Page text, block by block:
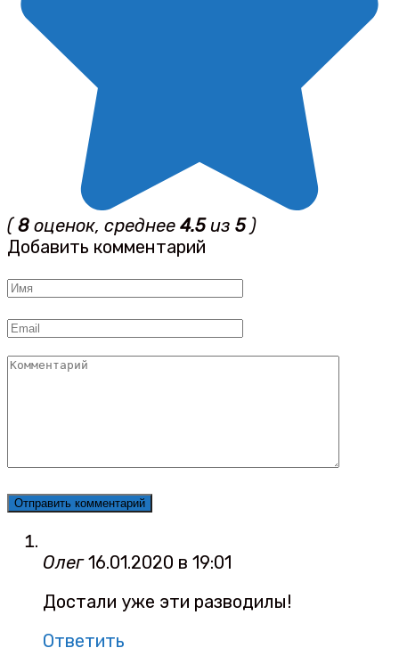
(8 оценок, среднее 4.5из 5)
Добавить комментарий
Имя
Email
Комментарий
Олег 16.01.2020 в 19:01
Достали уже эти разводилы!
Ответить